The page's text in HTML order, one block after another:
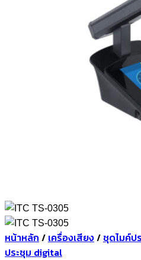
หน้าหลัก / เครื่องเสียง/ชุดไมค์ป
ประชุม digital